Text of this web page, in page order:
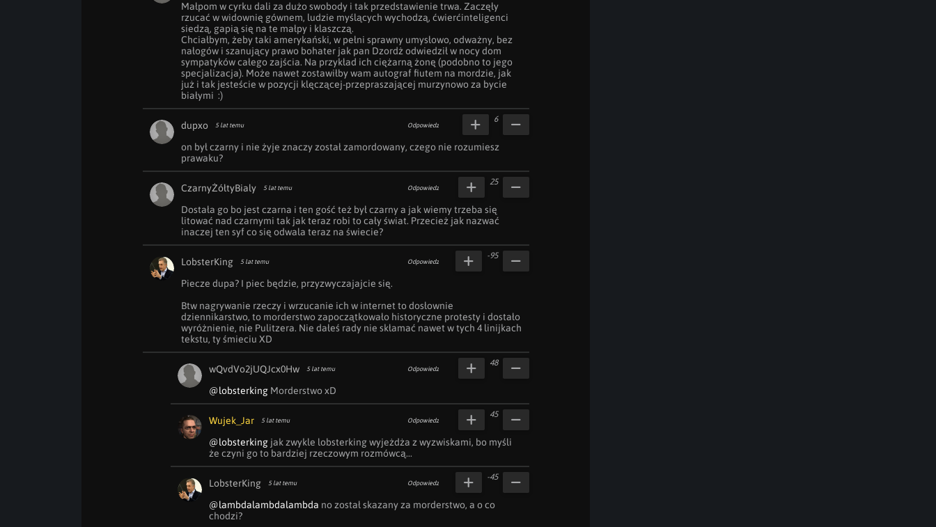
Małpom w cyrku dali za dużo swobody i tak przedstawienie trwa. Zaczęły
rzucać w widownię gównem, ludzie myślących wychodzą, ćwierćinteligenci
siedzą, gapią się na te małpy i klaszczą.
Chciałbym, żeby taki amerykański, w pełni sprawny umysłowo, odważny, bez
nałogów i szanujący prawo bohater jak pan Dzordż odwiedził w nocy dom
sympatyków całego zajścia. Na przykład ich ciężarną żonę (podobno to jego
specjalizacja). Może nawet zostawiłby wam autograf fiutem na mordzie, jak
już i tak jesteście w pozycji klęczącej-przepraszającej murzynowo za bycie
białymi  :)
dupxo 5 lat temu Odpowiedz
on był czarny i nie żyje znaczy został zamordowany, czego nie rozumiesz
prawaku?
6
CzarnyŻółtyBialy 5 lat temu Odpowiedz
Dostała go bo jest czarna i ten gość też był czarny a jak wiemy trzeba się
litować nad czarnymi tak jak teraz robi to cały świat. Przecież jak nazwać
inaczej ten syf co się odwala teraz na świecie?
25
LobsterKing 5 lat temu Odpowiedz
Piecze dupa? I piec będzie, przyzwyczajajcie się.
Btw nagrywanie rzeczy i wrzucanie ich w internet to dosłownie
dziennikarstwo, to morderstwo zapoczątkowało historyczne protesty i dostało
wyróżnienie, nie Pulitzera. Nie dałeś rady nie skłamać nawet w tych 4 linijkach
tekstu, ty śmieciu XD
-95
wQvdVo2jUQJcx0Hw 5 lat temu Odpowiedz
@lobsterking Morderstwo xD
48
Wujek_Jar 5 lat temu Odpowiedz
@lobsterking jak zwykle lobsterking wyjeżdża z wyzwiskami, bo myśli
że czyni go to bardziej rzeczowym rozmówcą...
45
LobsterKing 5 lat temu Odpowiedz
@lambdalambdalambda no został skazany za morderstwo, a o co
chodzi?
-45